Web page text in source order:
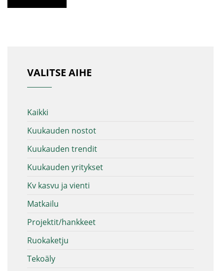
VALITSE AIHE
Kaikki
Kuukauden nostot
Kuukauden trendit
Kuukauden yritykset
Kv kasvu ja vienti
Matkailu
Projektit/hankkeet
Ruokaketju
Tekoäly